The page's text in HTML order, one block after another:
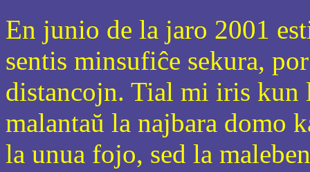
En junio de la jaro 2001
sentis minsufiĉe sekura,
distancojn. Tial mi iris
malantaŭ la najbara domo
la unua fojo, sed la